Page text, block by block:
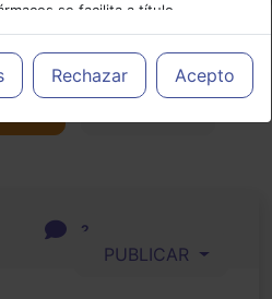
se facilita a título
responsabilidad de los
medicamentos y decidir, en
más adecuado a las
Rechazar Acepto
|Psiquiatría
2
PUBLICAR